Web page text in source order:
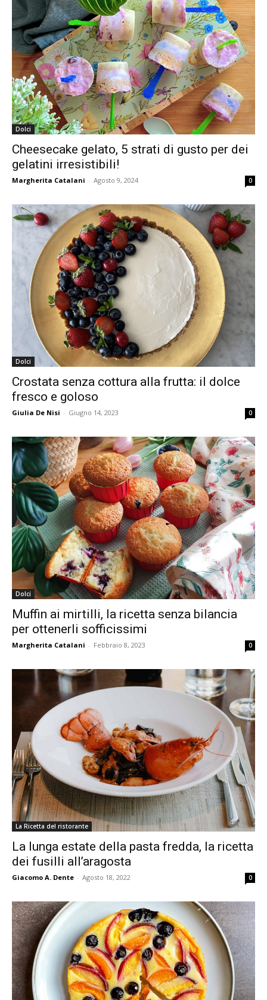
Dolci
Cheesecake gelato, 5 strati di gusto per dei
gelatini irresistibili!
Margherita Catalani - Agosto 9, 2024 0
Dolci
Crostata senza cottura alla frutta: il dolce
fresco e goloso
Giulia De Nisi - Giugno 14, 2023 0
Dolci
Muffin ai mirtilli, la ricetta senza bilancia
per ottenerli sofficissimi
Margherita Catalani - Febbraio 8, 2023 0
La Ricetta del ristorante
La lunga estate della pasta fredda, la ricetta
dei fusilli all’aragosta
Giacomo A. Dente - Agosto 18, 2022 0